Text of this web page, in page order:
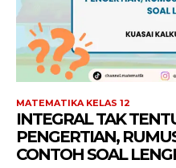
MATEMATIKA KELAS 12
INTEGRAL TAK
PENGERTIAN,
CONTOH SOAL